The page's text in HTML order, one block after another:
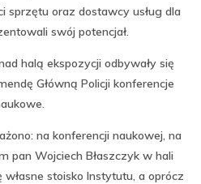
sprzętu oraz dostawcy usług dla
swój potencjał.
halą ekspozycji odbywały się
Główną Policji konferencje
na konferencji naukowej, na
pan Wojciech Błaszczyk w hali
stoisko Instytutu, a oprócz